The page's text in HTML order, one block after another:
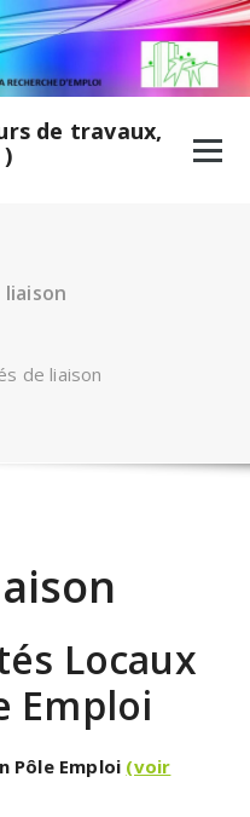
liaison
de liaison
Locaux
Emploi
Pôle Emploi (voir